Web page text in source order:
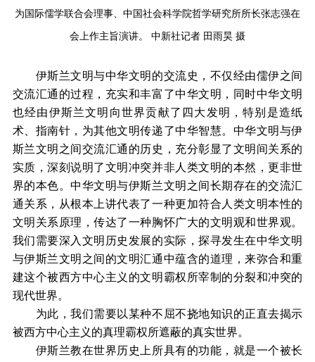
为国际儒学联合会理事、中国社会科学院哲学研究所所长张志强在
会上作主旨演讲。 中新社记者 田雨昊 摄
伊斯兰文明与中华文明的交流史，不仅经由儒伊之间
交流汇通的过程，充实和丰富了中华文明，同时中华文明
也经由伊斯兰文明向世界贡献了四大发明，特别是造纸
术、指南针，为其他文明传递了中华智慧。中华文明与伊
斯兰文明之间交流汇通的历史，充分彰显了文明间关系的
实质，深刻说明了文明冲突并非人类文明的本然，更非世
界的本色。中华文明与伊斯兰文明之间长期存在的交流汇
通关系，从根本上讲代表了一种更加符合人类文明本性的
文明关系原理，传达了一种胸怀广大的文明观和世界观。
我们需要深入文明历史发展的实际，探寻发生在中华文明
与伊斯兰文明之间的文明汇通中蕴含的道理，来弥合和重
建这个被西方中心主义的文明霸权所宰制的分裂和冲突的
现代世界。
为此，我们需要以某种不屈不挠地知识的正直去揭示
被西方中心主义的真理霸权所遮蔽的真实世界。
伊斯兰教在世界历史上所具有的功能，就是一个被长